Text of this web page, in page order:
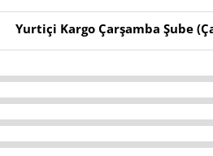
Yurtiçi Kargo Çarşamba Şube